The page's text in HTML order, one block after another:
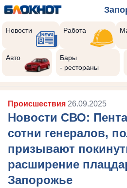
Новости Работа
Авто
Бары
- рестораны
Происшествия 26.09.2025
Новости СВО:
сотни генералов,
призывают
расширение
Запорожье